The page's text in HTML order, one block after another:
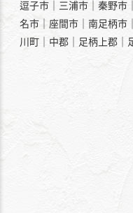
逗子市｜三浦市｜秦野市
名市｜座間市｜南足柄市
川町｜中郡｜足柄上郡｜